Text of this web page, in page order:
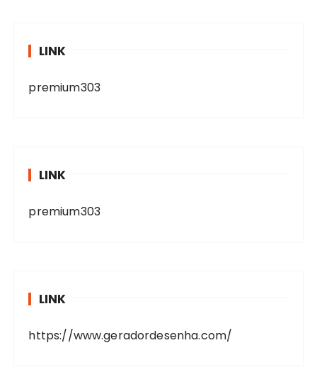
LINK
premium303
LINK
premium303
LINK
https://www.geradordesenha.com/